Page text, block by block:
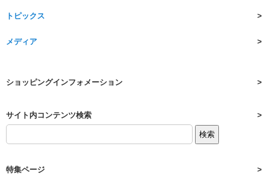
トピックス
メディア
ショッピングインフォメーション
サイト内コンテンツ検索
特集ページ